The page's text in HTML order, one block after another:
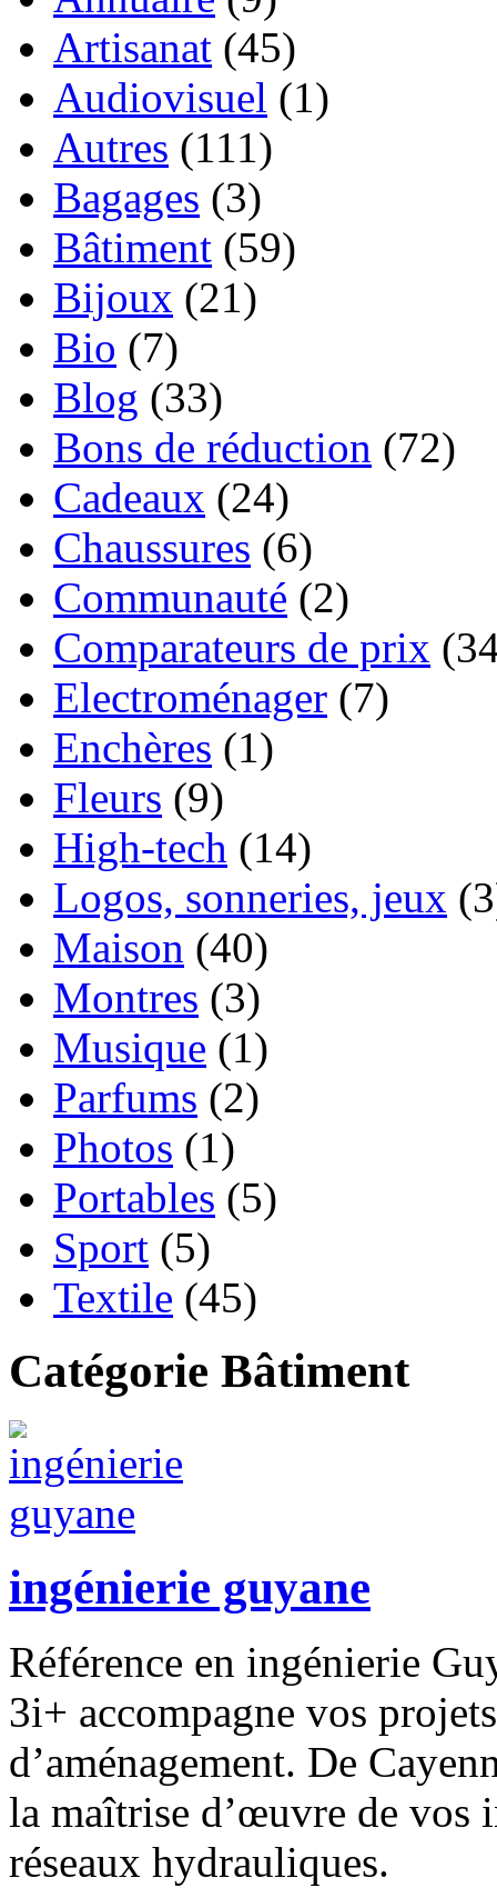
Artisanat (45)
Audiovisuel (1)
Autres (111)
Bagages (3)
Bâtiment (59)
Bijoux (21)
Bio (7)
Blog (33)
Bons de réduction (72)
Cadeaux (24)
Chaussures (6)
Communauté (2)
Comparateurs de prix
Electroménager (7)
Enchères (1)
Fleurs (9)
High-tech (14)
Logos, sonneries, jeux
Maison (40)
Montres (3)
Musique (1)
Parfums (2)
Photos (1)
Portables (5)
Sport (5)
Textile (45)
Catégorie Bâtiment
ingénierie guyane
Référence en ingénierie
3i+ accompagne vos
d’aménagement. De
la maîtrise d’œuvre de vos
réseaux hydrauliques.